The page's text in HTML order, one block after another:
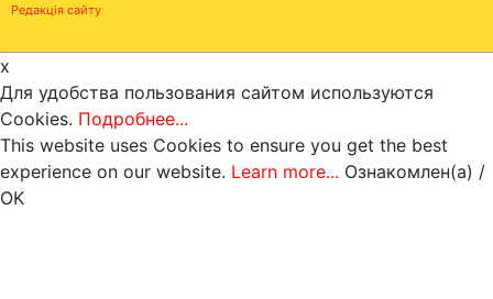
Редакція сайту
x
Для удобства пользования сайтом используются
Cookies. Подробнее...
This website uses Cookies to ensure you get the best
experience on our website. Learn more... Ознакомлен(а) /
OK